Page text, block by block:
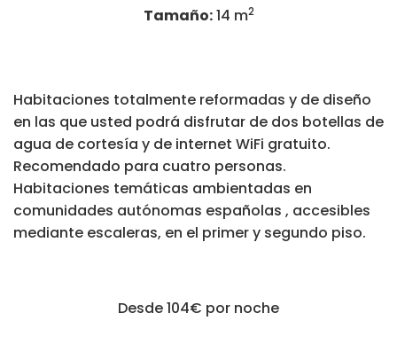
Tamaño:14 m2
Habitaciones totalmente reformadas y de diseño
en las que usted podrá disfrutar de dos botellas de
agua de cortesía y de internet WiFi gratuito.
Recomendado para cuatro personas.
Habitaciones temáticas ambientadas en
comunidades autónomas españolas , accesibles
mediante escaleras, en el primer y segundo piso.
Desde 104€ por noche